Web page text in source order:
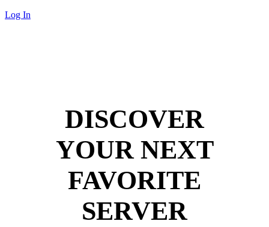
Log In
DISCOVER
YOUR NEXT
FAVORITE
SERVER